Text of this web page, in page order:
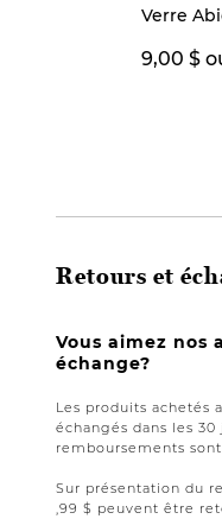
Verre
9,00 $
Retours et
Vous aimez nos
échange?
Les produits achetés
échangés dans les
remboursements
Sur présentation du
,99 $ peuvent être